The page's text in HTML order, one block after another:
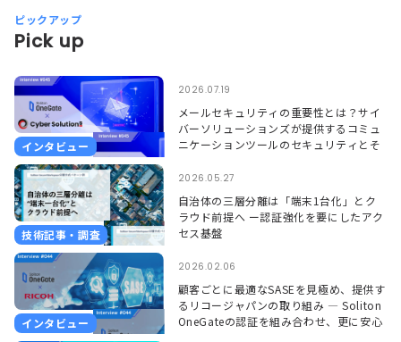
ピックアップ
Pick up
インタビュー
2026.07.19
メールセキュリティの重要性とは？サイ
バーソリューションズが提供するコミュ
ニケーションツールのセキュリティとそ
技術記事・調査
2026.05.27
自治体の三層分離は「端末1台化」とク
ラウド前提へ ー認証強化を要にしたアク
セス基盤
インタビュー
2026.02.06
顧客ごとに最適なSASEを見極め、提供す
るリコージャパンの取り組み ― Soliton
OneGateの認証を組み合わせ、更に安心